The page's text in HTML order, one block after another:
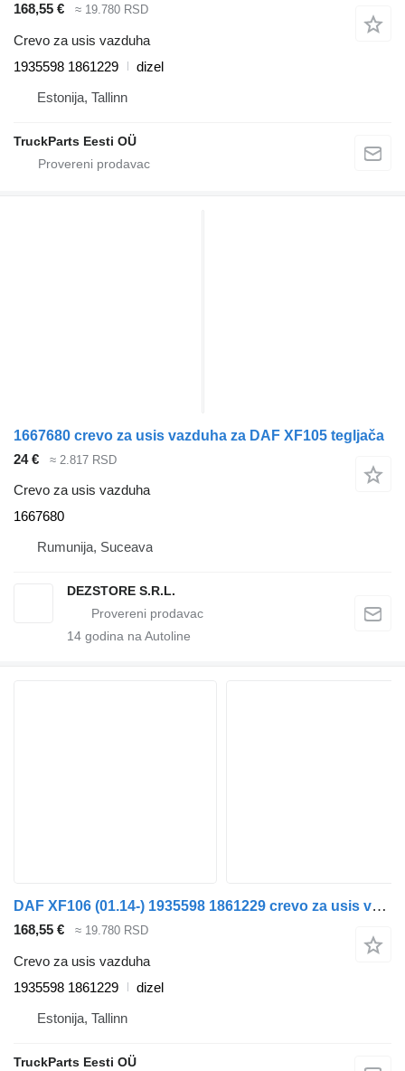
168,55 € ≈ 19.780 RSD
Crevo za usis vazduha
1935598 1861229
dizel
Estonija, Tallinn
TruckParts Eesti OÜ
1667680 crevo za usis vazduha za DAF XF105 tegljača
24 €
≈ 2.817 RSD
Crevo za usis vazduha
1667680
Rumunija, Suceava
DEZSTORE S.R.L.
14 godina na Autoline
DAF XF106 (01.14-) 1935598 1861229 crevo za usis vazduha za DAF XF106 (2014-) tegljača
168,55 € ≈ 19.780 RSD
Crevo za usis vazduha
1935598 1861229
dizel
Estonija, Tallinn
TruckParts Eesti OÜ